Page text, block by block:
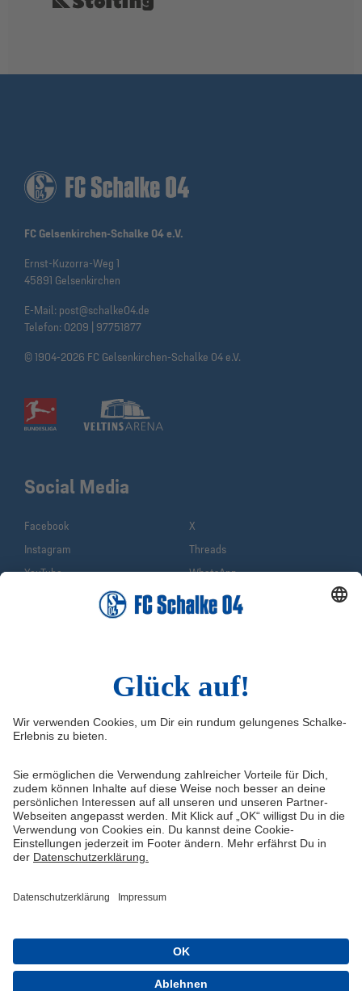
FC Gelsenkirchen-Schalke 04 e.V.
Ernst-Kuzorra-Weg 1
45891 Gelsenkirchen
E-Mail: post@schalke04.de
Telefon: 0209 | 97751877
© 1904-2026 FC Gelsenkirchen-Schalke 04 e.V.
Service & Kontakt
Erklärung zur Barrierefreiheit
Medienportal
Datenschutz
Haftungsausschluss
Tickets
VELTINS-Arena
Knappenschmiede
ERWIN buchen
Social Media
Facebook
X
Instagram
Threads
YouTube
WhatsApp
Sina Weibo